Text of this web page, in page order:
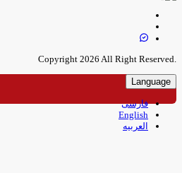
Language
فارسی
English
العربیه